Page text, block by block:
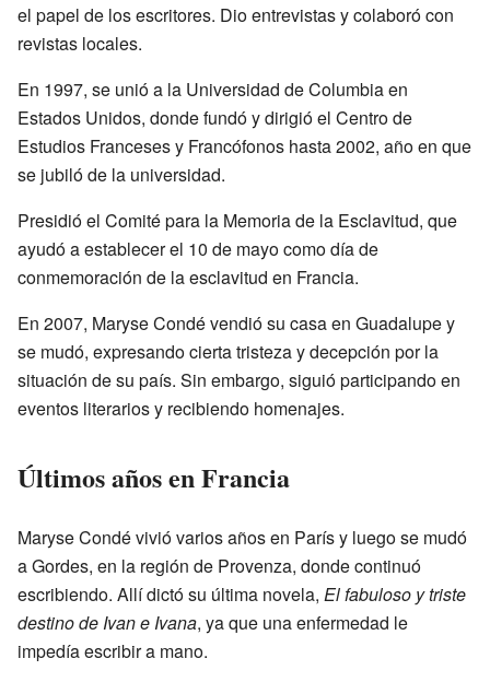
el papel de los escritores. Dio entrevistas y colaboró con
revistas locales.
En 1997, se unió a la Universidad de Columbia en
Estados Unidos, donde fundó y dirigió el Centro de
Estudios Franceses y Francófonos hasta 2002, año en que
se jubiló de la universidad.
Presidió el Comité para la Memoria de la Esclavitud, que
ayudó a establecer el 10 de mayo como día de
conmemoración de la esclavitud en Francia.
En 2007, Maryse Condé vendió su casa en Guadalupe y
se mudó, expresando cierta tristeza y decepción por la
situación de su país. Sin embargo, siguió participando en
eventos literarios y recibiendo homenajes.
Últimos años en Francia
Maryse Condé vivió varios años en París y luego se mudó
a Gordes, en la región de Provenza, donde continuó
escribiendo. Allí dictó su última novela, El fabuloso y triste
destino de Ivan e Ivana, ya que una enfermedad le
impedía escribir a mano.